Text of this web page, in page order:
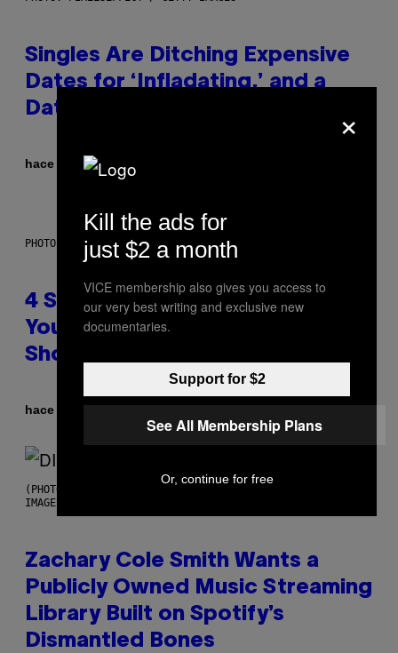
Singles Are Ditching Expensive
Dates for ‘Infladating,’ and a
Dating Expert Has Thoughts
hace 39 minutos
PHOTO BY SCOTT LEGATO/GETTY IMAGES
4 Shoegaze Songs to Listen to if
You Don’t Know if You Like
Shoegaze
hace 9 horasPor
(PHOTO BY ROBERTO PANUCCI – CORBIS/CORBIS VIA GETTY
IMAGES)
Zachary Cole Smith Wants a
Publicly Owned Music Streaming
Library Built on Spotify’s
Dismantled Bones
×
Kill the ads for
just $2 a month
VICE membership also gives you access to
our very best writing and exclusive new
documentaries.
Support for $2
See All Membership Plans
Or, continue for free